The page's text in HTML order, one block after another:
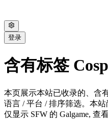
登录
含有标签
本页展示本站已收录的、含
语言 / 平台 / 排序筛选。本
仅显示 SFW 的 Galgame, 查